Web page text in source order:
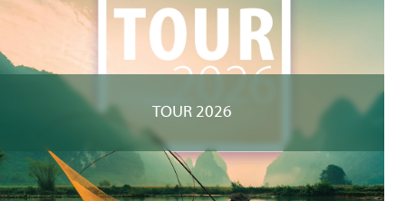
TOUR 2026